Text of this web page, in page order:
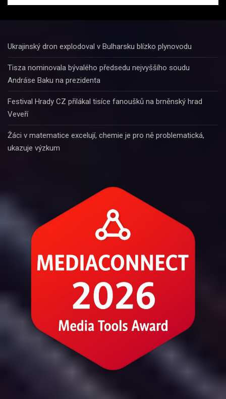
Ukrajinský dron explodoval v Bulharsku blízko plynovodu
Tisza nominovala bývalého předsedu nejvyššího soudu
Andráse Baku na prezidenta
Festival Hrady CZ přilákal tisíce fanoušků na brněnský hrad
Veveří
Žáci v matematice excelují, chemie je pro ně problematická,
ukazuje výzkum